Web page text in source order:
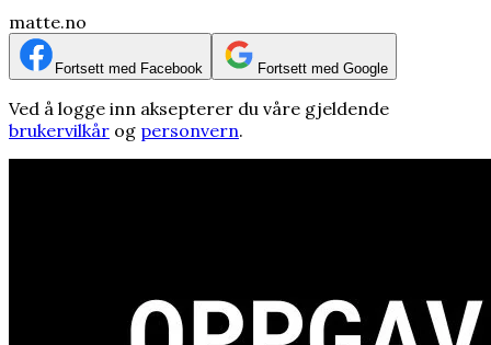
matte.no
Fortsett med Facebook Fortsett med Google
Ved å logge inn aksepterer du våre gjeldende
brukervilkår og personvern.